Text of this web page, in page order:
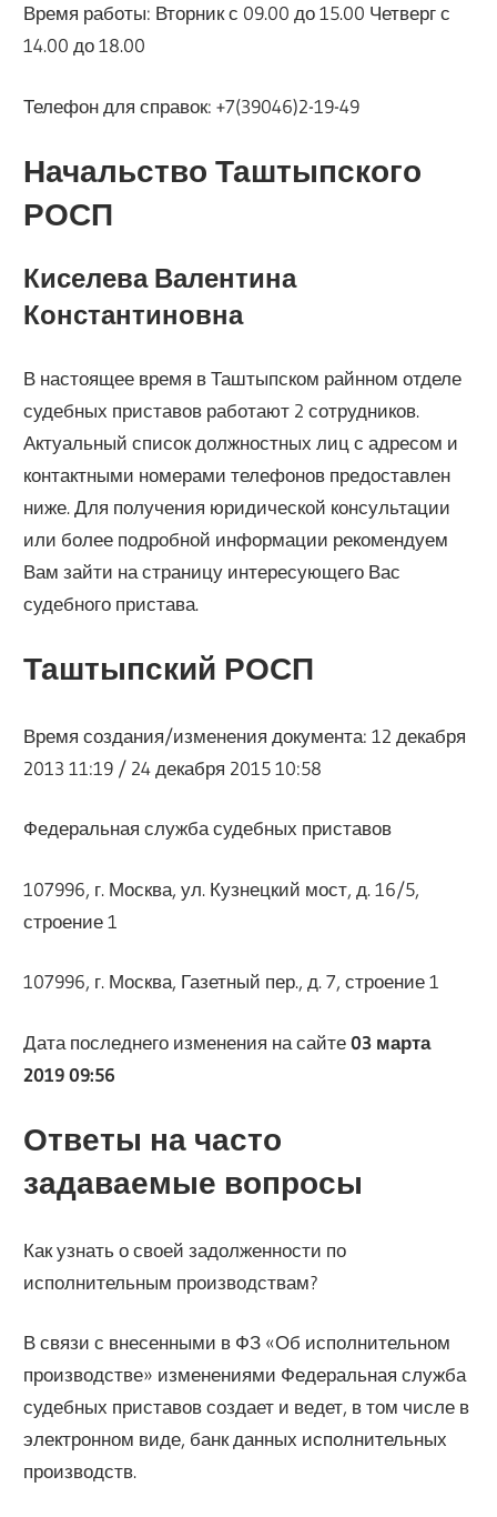
Время работы: Вторник с 09.00 до 15.00 Четверг с
14.00 до 18.00
Телефон для справок: +7(39046)2-19-49
Начальство Таштыпского
РОСП
Киселева Валентина
Константиновна
В настоящее время в Таштыпском райнном отделе
судебных приставов работают 2 сотрудников.
Актуальный список должностных лиц с адресом и
контактными номерами телефонов предоставлен
ниже. Для получения юридической консультации
или более подробной информации рекомендуем
Вам зайти на страницу интересующего Вас
судебного пристава.
Таштыпский РОСП
Время создания/изменения документа: 12 декабря
2013 11:19 / 24 декабря 2015 10:58
Федеральная служба судебных приставов
107996, г. Москва, ул. Кузнецкий мост, д. 16/5,
строение 1
107996, г. Москва, Газетный пер., д. 7, строение 1
Дата последнего изменения на сайте03 марта
2019 09:56
Ответы на часто
задаваемые вопросы
Как узнать о своей задолженности по
исполнительным производствам?
В связи с внесенными в ФЗ «Об исполнительном
производстве» изменениями Федеральная служба
судебных приставов создает и ведет, в том числе в
электронном виде, банк данных исполнительных
производств.